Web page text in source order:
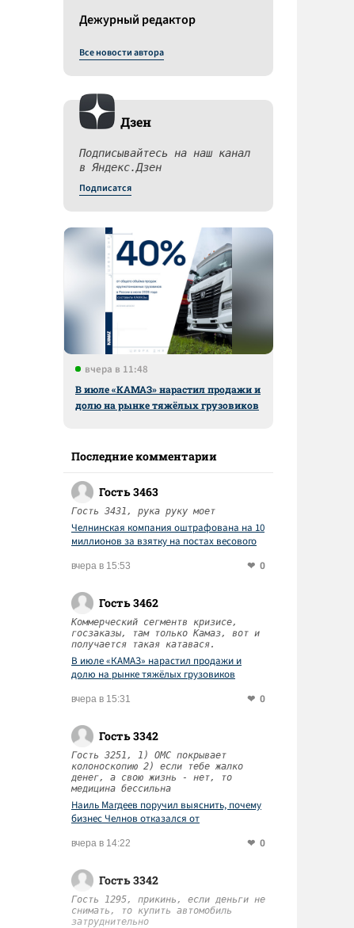
Дежурный редактор
Все новости автора
Дзен
Подписывайтесь на наш канал
в Яндекс.Дзен
Подписатся
вчера в 11:48
В июле «КАМАЗ» нарастил продажи и
долю на рынке тяжёлых грузовиков
Последние комментарии
Гость 3463
Гость 3431, рука руку моет
Челнинская компания оштрафована на 10
миллионов за взятку на постах весового
вчера в 15:53 0
Гость 3462
Коммерческий сегментв кризисе,
госзаказы, там только Камаз, вот и
получается такая катавася.
В июле «КАМАЗ» нарастил продажи и
долю на рынке тяжёлых грузовиков
вчера в 15:31 0
Гость 3342
Гость 3251, 1) ОМС покрывает
колоноскопию 2) если тебе жалко
денег, а свою жизнь - нет, то
медицина бессильна
Наиль Магдеев поручил выяснить, почему
бизнес Челнов отказался от
вчера в 14:22 0
Гость 3342
Гость 1295, прикинь, если деньги не
снимать, то купить автомобиль
затруднительно